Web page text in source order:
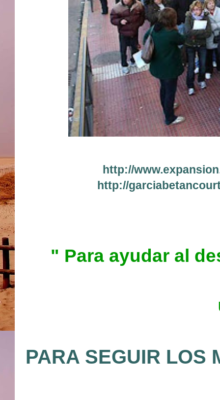
http://
http://
" Para ayudar al
PARA SEGUIR LOS